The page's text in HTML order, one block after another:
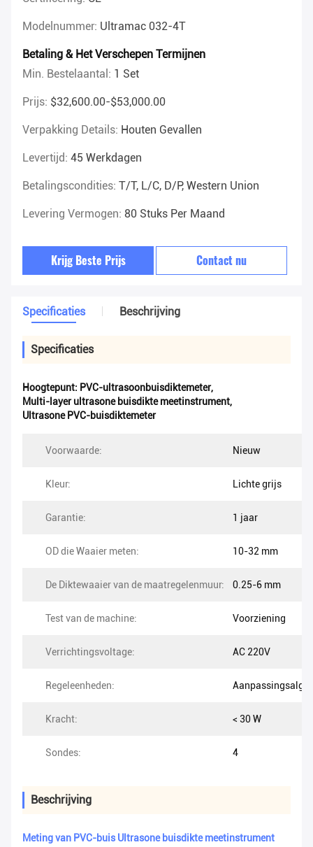
Modelnummer: Ultramac 032-4T
Betaling & Het Verschepen Termijnen
Min. Bestelaantal: 1 Set
Prijs: $32,600.00-$53,000.00
Verpakking Details: Houten Gevallen
Levertijd: 45 Werkdagen
Betalingscondities: T/T, L/C, D/P, Western Union
Levering Vermogen: 80 Stuks Per Maand
Krijg Beste Prijs Contact nu
Specificaties Beschrijving
Specificaties
Hoogtepunt: PVC-ultrasoonbuisdiktemeter,
Multi-layer ultrasone buisdikte meetinstrument,
Ultrasone PVC-buisdiktemeter
Voorwaarde: Nieuw
Kleur: Lichte grijs
Garantie: 1 jaar
OD die Waaier meten: 10-32 mm
De Diktewaaier van de maatregelenmuur: 0.25-6 mm
Test van de machine: Voorziening
Verrichtingsvoltage: AC 220V
Regeleenheden:
Kracht: < 30 W
Sondes: 4
Beschrijving
Meting van PVC-buis Ultrasone buisdikte meetinstrument